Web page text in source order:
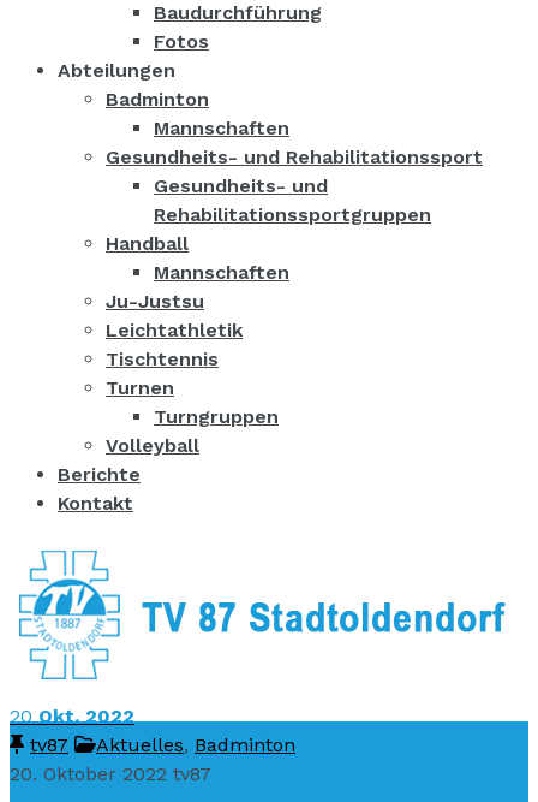
Baudurchführung
Fotos
Abteilungen
Badminton
Mannschaften
Gesundheits- und Rehabilitationssport
Gesundheits- und
Rehabilitationssportgruppen
Handball
Mannschaften
Ju-Justsu
Leichtathletik
Tischtennis
Turnen
Turngruppen
Volleyball
Berichte
Kontakt
20 Okt. 2022
tv87
Aktuelles, Badminton
20. Oktober 2022 tv87